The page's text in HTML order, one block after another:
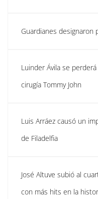
Guardianes designaron
Luinder Ávila se
cirugía Tommy John
Luis Arráez causó un
de Filadelfia
José Altuve subió al
con más hits en la